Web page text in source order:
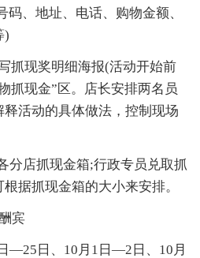
、地址、电话、购物金额、
)
抓现奖明细海报(活动开始前
抓现金”区。店长安排两名员
活动的具体做法，控制现场
分店抓现金箱;行政专员兑取抓
据抓现金箱的大小来安排。
宾
—25日、10月1日—2日、10月